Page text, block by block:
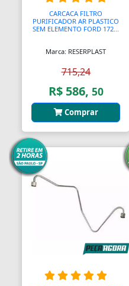
Barras
Barras LED
Barras Roscadas
Barras de Ling
Bases
Bases Faciais
Bases para Cadeiras
Bendix de Partida
CARCACA FILTRO
PURIFICADOR AR PLASTICO
SEM ELEMENTO FORD 172...
Marca: RESERPLAST
715,24
R$ 586, 50
Comprar